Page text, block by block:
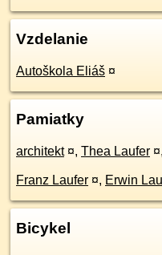
Vzdelanie
Autoškola Eliáš ¤
Pamiatky
architekt ¤, Thea Laufer ¤,
Franz Laufer ¤, Erwin
Bicykel